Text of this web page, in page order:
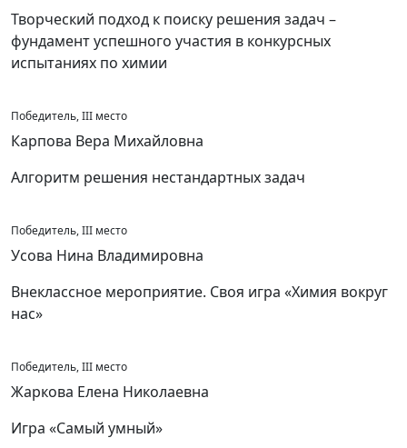
Творческий подход к поиску решения задач –
фундамент успешного участия в конкурсных
испытаниях по химии
Победитель, III место
Карпова Вера Михайловна
Алгоритм решения нестандартных задач
Победитель, III место
Усова Нина Владимировна
Внеклассное мероприятие. Своя игра «Химия вокруг
нас»
Победитель, III место
Жаркова Елена Николаевна
Игра «Самый умный»